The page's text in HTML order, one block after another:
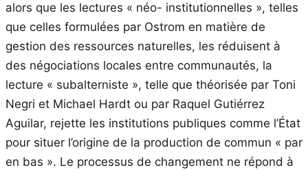
alors que les lectures « néo- institutionnelles », telles
que celles formulées par Ostrom en matière de
gestion des ressources naturelles, les réduisent à
des négociations locales entre communautés, la
lecture « subalterniste », telle que théorisée par Toni
Negri et Michael Hardt ou par Raquel Gutiérrez
Aguilar, rejette les institutions publiques comme l’État
pour situer l’origine de la production de commun « par
en bas ». Le processus de changement ne répond à